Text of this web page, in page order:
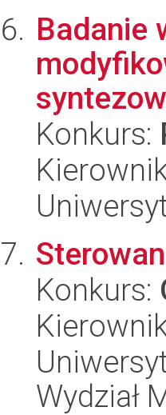
Badanie
Konkurs:
Konkurs:
Wydział